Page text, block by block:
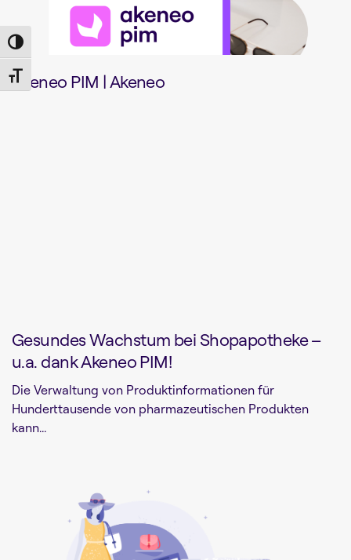
Toggle High Contrast
Toggle Font size
Akeneo PIM | Akeneo
Gesundes Wachstum bei Shopapotheke –
u.a. dank Akeneo PIM!
Die Verwaltung von Produktinformationen für
Hunderttausende von pharmazeutischen Produkten
kann...